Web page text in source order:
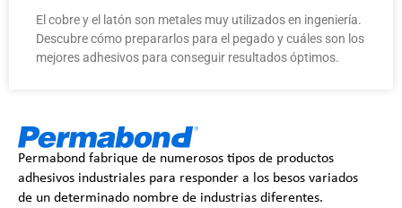
El cobre y el latón son metales muy utilizados en ingeniería.
Descubre cómo prepararlos para el pegado y cuáles son los
mejores adhesivos para conseguir resultados óptimos.
Permabond fabrique de numerosos tipos de productos
adhesivos industriales para responder a los besos variados
de un determinado nombre de industrias diferentes.